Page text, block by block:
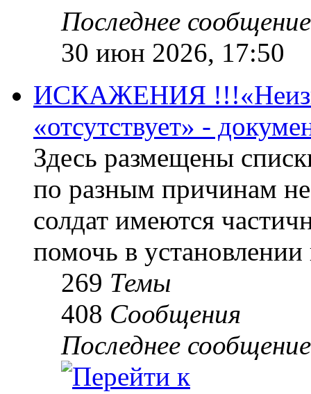
Последнее сообщение
30 июн 2026, 17:50
ИСКАЖЕНИЯ
«отсутствует» -
Здесь размещены
по разным причинам
солдат имеются
помочь в
269 Темы
408 Сообщения
Последнее сообщение